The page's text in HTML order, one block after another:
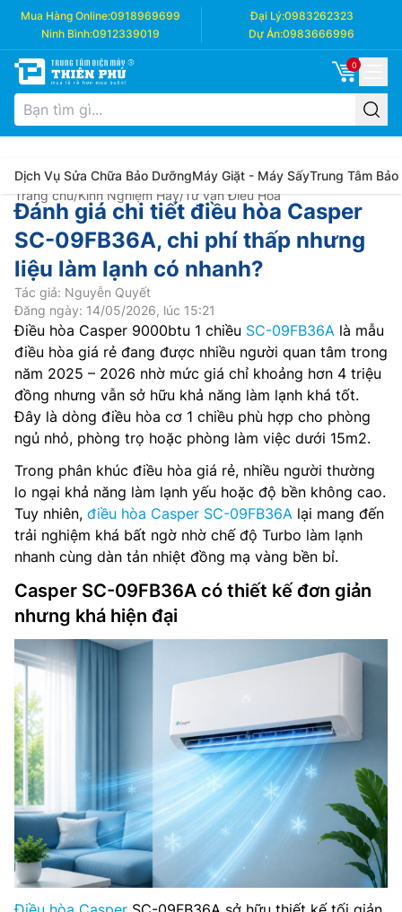
Mua Hàng Online:0918969699 Đại Lý:0983262323
Ninh Bình:0912339019 Dự Án:0983666996
0
Dịch Vụ Sửa Chữa Bảo DưỡngMáy Giặt - Máy SấyTrung Tâm Bảo
Trang chủ/Kinh Nghiệm Hay/Tư vấn Điều Hòa
Đánh giá chi tiết điều hòa Casper
SC-09FB36A, chi phí thấp nhưng
liệu làm lạnh có nhanh?
Tác giả: Nguyễn Quyết
Đăng ngày: 14/05/2026, lúc 15:21
Điều hòa Casper 9000btu 1 chiều SC-09FB36A là mẫu
điều hòa giá rẻ đang được nhiều người quan tâm trong
năm 2025 – 2026 nhờ mức giá chỉ khoảng hơn 4 triệu
đồng nhưng vẫn sở hữu khả năng làm lạnh khá tốt.
Đây là dòng điều hòa cơ 1 chiều phù hợp cho phòng
ngủ nhỏ, phòng trọ hoặc phòng làm việc dưới 15m2.
Trong phân khúc điều hòa giá rẻ, nhiều người thường
lo ngại khả năng làm lạnh yếu hoặc độ bền không cao.
Tuy nhiên, điều hòa Casper SC-09FB36A lại mang đến
trải nghiệm khá bất ngờ nhờ chế độ Turbo làm lạnh
nhanh cùng dàn tản nhiệt đồng mạ vàng bền bỉ.
Casper SC-09FB36A có thiết kế đơn giản
nhưng khá hiện đại